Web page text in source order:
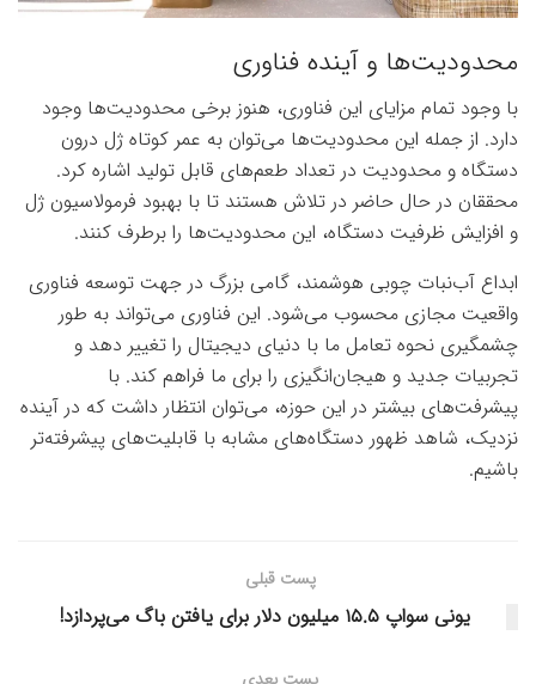
محدودیت‌ها و آینده فناوری
با وجود تمام مزایای این فناوری، هنوز برخی محدودیت‌ها وجود
دارد. از جمله این محدودیت‌ها می‌توان به عمر کوتاه ژل درون
دستگاه و محدودیت در تعداد طعم‌های قابل تولید اشاره کرد.
محققان در حال حاضر در تلاش هستند تا با بهبود فرمولاسیون ژل
و افزایش ظرفیت دستگاه، این محدودیت‌ها را برطرف کنند.
ابداع آب‌نبات چوبی هوشمند، گامی بزرگ در جهت توسعه فناوری
واقعیت مجازی محسوب می‌شود. این فناوری می‌تواند به طور
چشمگیری نحوه تعامل ما با دنیای دیجیتال را تغییر دهد و
تجربیات جدید و هیجان‌انگیزی را برای ما فراهم کند. با
پیشرفت‌های بیشتر در این حوزه، می‌توان انتظار داشت که در آینده
نزدیک، شاهد ظهور دستگاه‌های مشابه با قابلیت‌های پیشرفته‌تر
باشیم.
پست قبلی
یونی سواپ ۱۵.۵ میلیون دلار برای یافتن باگ می‌پردازد!
پست بعدی